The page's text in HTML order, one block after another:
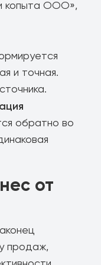
копыта ООО»,
и точная.
обратно во
от
продаж,